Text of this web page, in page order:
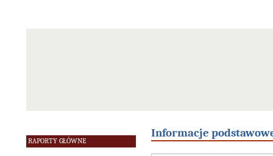
RAPORTY GŁÓWNE
Informacje